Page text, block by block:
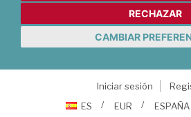
RECHAZAR
CAMBIAR
Iniciar sesión
ES
EUR